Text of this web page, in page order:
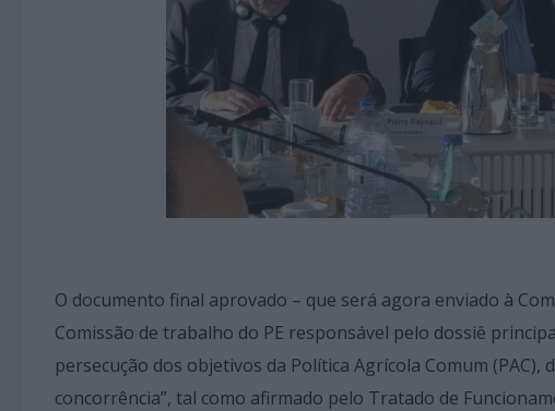
O documento final aprovado – que será agora enviado à
Comissão de trabalho do PE responsável pelo dossiê
persecução dos objetivos da Política Agrícola Comum
concorrência”, tal como afirmado pelo Tratado de